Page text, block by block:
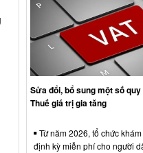
Sửa đổi, bổ sung một số
Thuế giá trị gia tăng
Từ năm 2026, tổ chức
định kỳ miễn phí cho người